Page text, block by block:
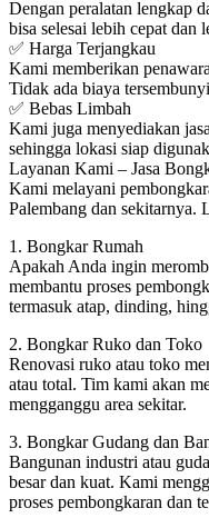
Dengan peralatan lengkap
bisa selesai lebih cepat dan
✅ Harga Terjangkau
Kami memberikan
Tidak ada biaya
✅ Bebas Limbah
Kami juga menyediakan
sehingga lokasi siap
Layanan Kami – Jasa
Kami melayani
Palembang dan sekitarnya.
1. Bongkar Rumah
Apakah Anda ingin
membantu proses
termasuk atap, dinding,
2. Bongkar Ruko dan Toko
Renovasi ruko atau toko
atau total. Tim kami akan
mengganggu area sekitar.
3. Bongkar Gudang dan
Bangunan industri atau
besar dan kuat. Kami
proses pembongkaran dan